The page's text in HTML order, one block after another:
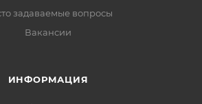
задаваемые вопросы
Вакансии
ИНФОРМАЦИЯ